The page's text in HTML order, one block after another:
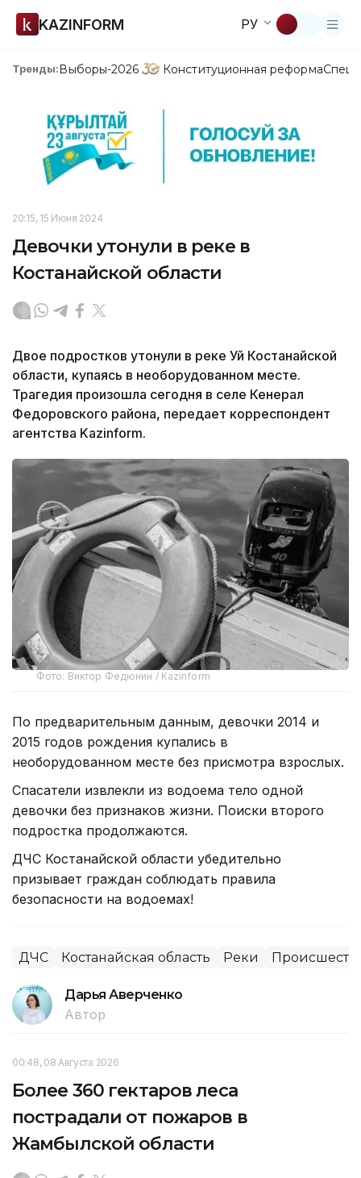
KAZINFORM РУ
Тренды:Выборы-2026 Конституционная реформа
20:15, 15 Июня 2024
Девочки утонули в реке в
Костанайской области
Двое подростков утонули в реке Уй Костанайской
области, купаясь в необорудованном месте.
Трагедия произошла сегодня в селе Кенерал
Федоровского района, передает корреспондент
агентства Kazinform.
Фото: Виктор Федюнин / Kazinform
По предварительным данным, девочки 2014 и
2015 годов рождения купались в
необорудованном месте без присмотра взрослых.
Спасатели извлекли из водоема тело одной
девочки без признаков жизни. Поиски второго
подростка продолжаются.
ДЧС Костанайской области убедительно
призывает граждан соблюдать правила
безопасности на водоемах!
ДЧС Костанайская область Реки
Дарья Аверченко
Автор
00:48, 08 Августа 2026
Более 360 гектаров леса
пострадали от пожаров в
Жамбылской области